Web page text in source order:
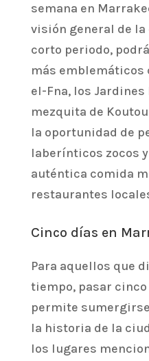
semana en
visión general de
corto periodo,
más emblemáticos
el-Fna, los
mezquita de
la oportunidad de
laberínticos zocos
auténtica comida
restaurantes
Cinco días en
Para aquellos que
tiempo, pasar
permite
la historia de la
los lugares